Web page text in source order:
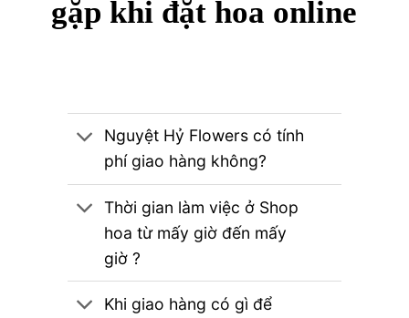
gặp khi đặt hoa online
Nguyệt Hỷ Flowers có tính
phí giao hàng không?
Thời gian làm việc ở Shop
hoa từ mấy giờ đến mấy
giờ ?
Khi giao hàng có gì để